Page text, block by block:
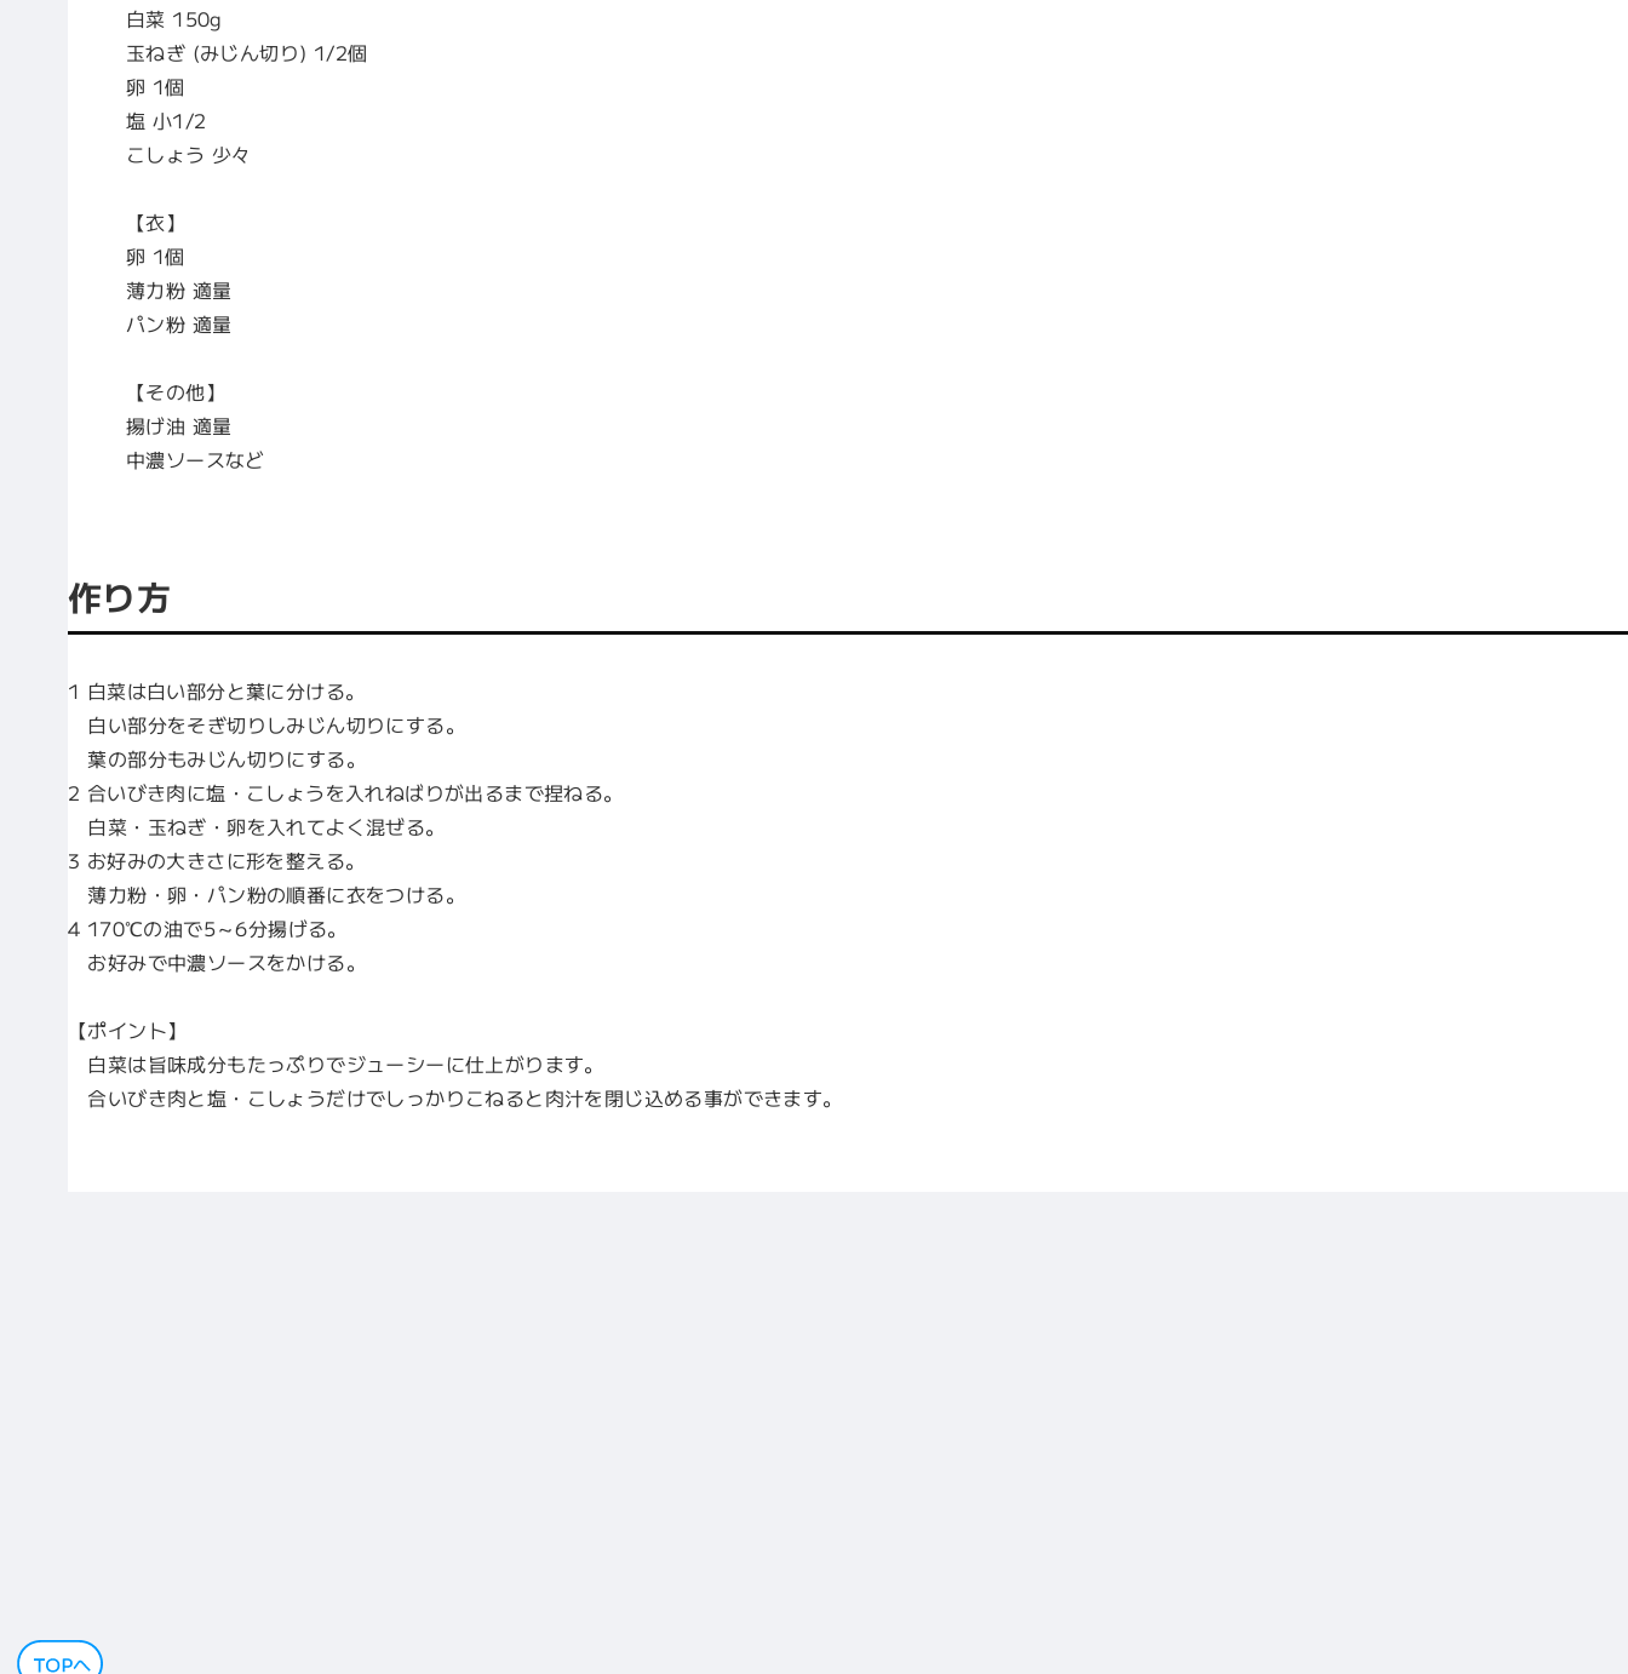
白菜 150g
玉ねぎ (みじん切り) 1/2個
卵 1個
塩 小1/2
こしょう 少々
【衣】
卵 1個
薄力粉 適量
パン粉 適量
【その他】
揚げ油 適量
中濃ソースなど
作り方
1 白菜は白い部分と葉に分ける。
白い部分をそぎ切りしみじん切りにする。
葉の部分もみじん切りにする。
2 合いびき肉に塩・こしょうを入れねばりが出るまで捏ねる。
白菜・玉ねぎ・卵を入れてよく混ぜる。
3 お好みの大きさに形を整える。
薄力粉・卵・パン粉の順番に衣をつける。
4 170℃の油で5～6分揚げる。
お好みで中濃ソースをかける。
【ポイント】
白菜は旨味成分もたっぷりでジューシーに仕上がります。
合いびき肉と塩・こしょうだけでしっかりこねると肉汁を閉じ込める事ができます。